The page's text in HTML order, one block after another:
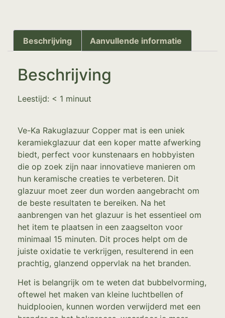
Beschrijving Aanvullende informatie
Beschrijving
Leestijd: < 1 minuut
Ve-Ka Rakuglazuur Copper mat is een uniek
keramiekglazuur dat een koper matte afwerking
biedt, perfect voor kunstenaars en hobbyisten
die op zoek zijn naar innovatieve manieren om
hun keramische creaties te verbeteren. Dit
glazuur moet zeer dun worden aangebracht om
de beste resultaten te bereiken. Na het
aanbrengen van het glazuur is het essentieel om
het item te plaatsen in een zaagselton voor
minimaal 15 minuten. Dit proces helpt om de
juiste oxidatie te verkrijgen, resulterend in een
prachtig, glanzend oppervlak na het branden.
Het is belangrijk om te weten dat bubbelvorming,
oftewel het maken van kleine luchtbellen of
huidplooien, kunnen worden verwijderd met een